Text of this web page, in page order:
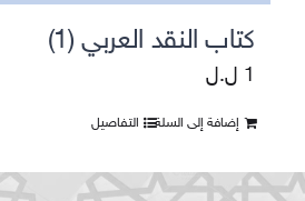
كتاب النقد العربي (1)
1 ل.ل
إضافة إلى السلة التفاصيل